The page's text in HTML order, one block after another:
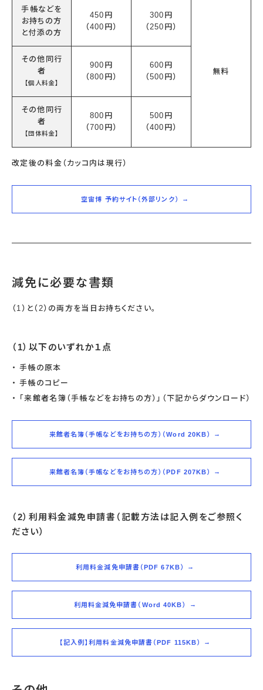
手帳などを
お持ちの方
と付添の方
450円
（400円）
300円
（250円）
無料
その他同行
者
【個人料金】
900円
（800円）
600円
（500円）
その他同行
者
【団体料金】
800円
（700円）
500円
（400円）
改定後の料金（カッコ内は現行）
空宙博 予約サイト（外部リンク）
減免に必要な書類
（1）と（2）の両方を当日お持ちください。
（1）以下のいずれか１点
手帳の原本
手帳のコピー
「来館者名簿（手帳などをお持ちの方）」（下記からダウンロード）
来館者名簿（手帳などをお持ちの方）（Word 20KB）
来館者名簿（手帳などをお持ちの方）（PDF 207KB）
（2）利用料金減免申請書（記載方法は記入例をご参照く
ださい）
利用料金減免申請書（PDF 67KB）
利用料金減免申請書（Word 40KB）
【記入例】利用料金減免申請書（PDF 115KB）